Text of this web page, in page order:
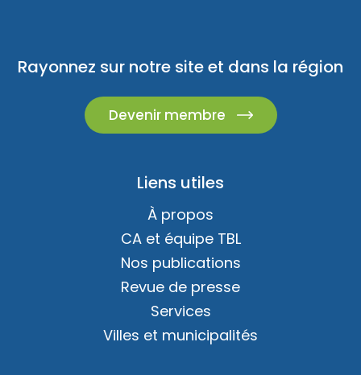
Rayonnez sur notre site et dans la région
Devenir membre
Liens utiles
À propos
CA et équipe TBL
Nos publications
Revue de presse
Services
Villes et municipalités